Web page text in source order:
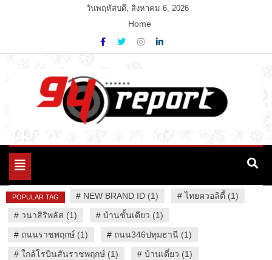
วันพฤหัสบดี, สิงหาคม 6, 2026
Home
94 Report.com
Variety News
Toggle
POPULAR TAG # NEW BRAND ID (1) #ไทยควอลิตี้ (1)
# วนาสิริพลัส (1) # บ้านชั้นเดียว (1)
# ถนนราชพฤกษ์ (1) # ถนน346ปทุมธานี (1)
# ใกล้โรบินสันราชพฤกษ์ (1) # บ้านเดี่ยว (1)